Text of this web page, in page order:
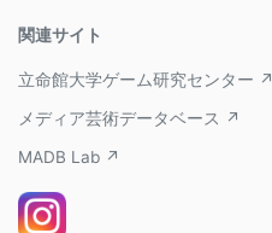
関連サイト
立命館大学ゲーム研究センター ↗
メディア芸術データベース ↗
MADB Lab ↗